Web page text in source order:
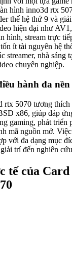
hình inno3d rtx
thế hệ thứ 9 và
hiện đại như
hình, stream trực
ít tài nguyên hệ
streamer, nhà sáng
chuyên nghiệp.
hành đa nền
rtx 5070 tương
x86, giúp đáp
gaming, phát triển
mã nguồn mở.
với đa dạng mục
trí đến nghiên
tế của